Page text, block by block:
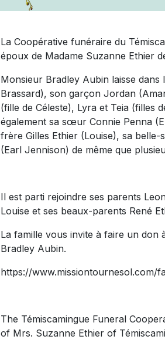
La Coopérative funéraire du
époux de Madame Suzanne Ethier
Monsieur Bradley Aubin laisse dans
Brassard), son garçon Jordan
(fille de Céleste), Lyra et Teia (filles
également sa sœur Connie Penna
frère Gilles Ethier (Louise), sa
(Earl Jennison) de même que
Il est parti rejoindre ses parents
Louise et ses beaux-parents René
La famille vous invite à faire un
Bradley Aubin.
https://www.missiontournesol.com/
The Témiscamingue Funeral
of Mrs. Suzanne Ethier of